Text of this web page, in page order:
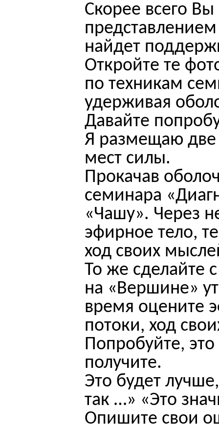
Скорее всего
найдет
Откройте те
по техникам
удерживая
Давайте
Я размещаю две
мест силы.
Прокачав
семинара
«Чашу». Через
эфирное тело,
ход своих
То же сделайте
на «Вершине»
время оцените
потоки, ход
Попробуйте,
получите.
Это будет
так …» «Это
Опишите свои